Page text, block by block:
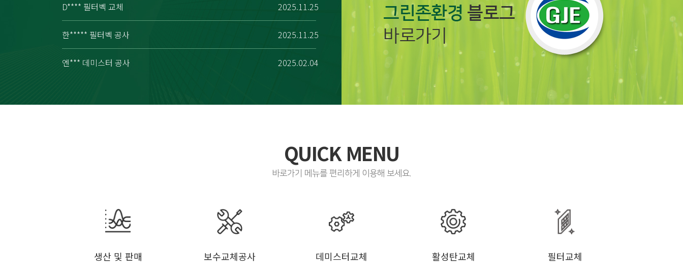
D**** 필터벡 교체 2025.11.25
한***** 필터벡 공사 2025.11.25
엔*** 데미스터 공사 2025.02.04
QUICK MENU
바로가기 메뉴를 편리하게 이용해 보세요.
생산 및 판매 보수교체공사 데미스터교체 활성탄교체 필터교체